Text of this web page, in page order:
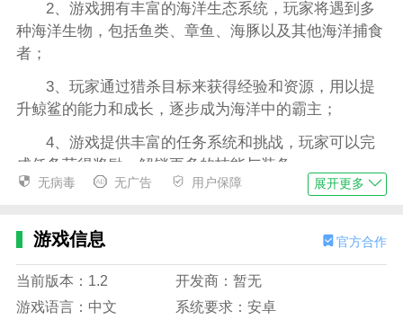
2、游戏拥有丰富的海洋生态系统，玩家将遇到多
种海洋生物，包括鱼类、章鱼、海豚以及其他海洋捕食
者；
3、玩家通过猎杀目标来获得经验和资源，用以提
升鲸鲨的能力和成长，逐步成为海洋中的霸主；
4、游戏提供丰富的任务系统和挑战，玩家可以完
成任务获得奖励，解锁更多的技能与装备。
1、游戏采用自由操作系统，玩家可以控制鲸鲨的
游动、攻击和捕猎，通过触摸或虚拟按钮来进行操作；
2、玩家可以自由选择目标进行攻击，捕食其他生
物来提高自己的能力和体型，增强战斗力；
无病毒 无广告 用户保障 展开更多
游戏信息 官方合作
当前版本：1.2
开发商：暂无
游戏语言：中文
系统要求：安卓